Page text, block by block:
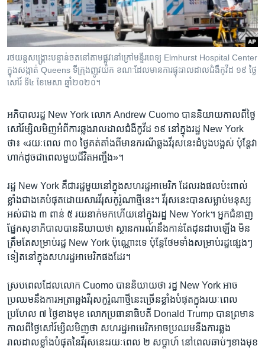
រំលង​
និង​
ចូល​
ទៅ​
កាន់​
ទំព័រ​
បណ្តាញ​សង្គម
ភាសា
រថយន្ដសង្គ្រោះបន្ទាន់​ចត​នៅ​តាម​ផ្លូវ​នៅ​ក្រៅ​មន្ទីរពេទ្យ Elmhurst Hospital Center
ក្នុងសង្កាត់ Queens ទីក្រុង​ញូវយ៉ក ខណៈ​ដែល​មាន​ការ​ផ្ទុះ​រាលដាល​ជំងឺ​កូវីដ ១៩ ថ្ងៃ​
សៅរ៍ ទី​៤ ខែមេសា ឆ្នាំ​២០២០។
អភិបាល​រដ្ឋ New York លោក Andrew Cuomo បាន​និយាយ​កាល​ពី​ថ្ងៃ​
សៅរ៍​ម្សិលមិញ​អំពី​ការ​ឆ្លង​រាលដាល​ជំងឺ​កូវីដ ១៩ នៅ​ក្នុង​រដ្ឋ New York
ថា៖ «រយៈពេល ៣០ ថ្ងៃ​គត់​តាំង​ពី​មាន​ករណី​ឆ្លង​វីរុស​នេះ​ដំបូង​បង្អស់ ប៉ុន្តែ​វា​
ហាក់​ដូចជា​ពេល​មួយ​ជីវិត​អញ្ចឹង»។
រដ្ឋ New York គឺ​ជា​រដ្ឋ​មួយ​នៅ​ក្នុង​សហរដ្ឋ​អាមេរិក ដែល​រង​ផល​ប៉ះពាល់​
ខ្លាំង​ជាង​គេ​បំផុត​ដោយសារ​វីរុស​កូរ៉ូណា​ថ្មី​នេះ។ វីរុស​នេះ​បាន​សម្លាប់​មនុស្ស​
អស់​ជាង ៣ ពាន់ ៥ រយ​នាក់​មក​ហើយ​នៅ​ក្នុង​រដ្ឋ New York។ អ្នក​ជំនាញ​
ផ្នែក​សុខាភិបាល​បាន​និយាយ​ថា ស្ថានការណ៍​នឹង​កាន់តែ​ដុនដាប​ឡើង មិន​
ត្រឹមតែ​សម្រាប់​រដ្ឋ New York ប៉ុណ្ណោះ​ទេ ប៉ុន្តែ​ថែម​ទាំង​សម្រាប់​រដ្ឋ​ផ្សេងៗ​
ទៀត​នៅ​ក្នុង​សហរដ្ឋ​អាមេរិក​ផង​ដែរ។
ស្រប​ពេល​ដែល​លោក Cuomo បាន​និយាយ​ថា រដ្ឋ New York អាច​
ប្រឈម​នឹង​ការ​អត្រា​ឆ្លង​វីរុស​កូរ៉ូណា​ថ្មី​នេះ​ច្រើន​ខ្លាំង​បំផុត​ក្នុង​រយៈពេល​
ប្រហែល ៧ ថ្ងៃ​ខាង​មុខ លោក​ប្រធានាធិបតី Donald Trump បាន​ព្រមាន​
កាល​ពី​ថ្ងៃ​សៅរ៍​ម្សិលមិញ​ថា សហរដ្ឋ​អាមេរិក​អាច​ប្រឈម​នឹង​ការ​ឆ្លង​
រាលដាល​ខ្លាំង​បំផុត​នៃ​វីរុស​នេះ​រយៈពេល ២ សប្ដាហ៍ នៅ​ពេល​ឆាប់ៗ​ខាង​មុខ​